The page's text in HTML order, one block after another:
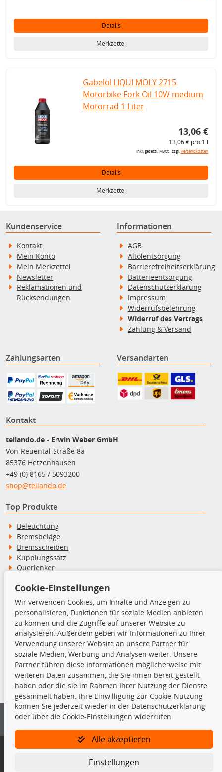
Details
Merkzettel
Gabelöl LIQUI MOLY 2715
Motorbike Fork Oil 10W medium
Motorrad 1 Liter
13,06 €
13,06 € pro 1 l
inkl. gesetzl. MwSt., zzgl.Versandkosten
Details
Merkzettel
Kundenservice
Kontakt
Mein Konto
Mein Merkzettel
Newsletter
Reklamationen und
Rücksendungen
Informationen
AGB
Altölentsorgung
Barrierefreiheitserklärung
Batterieentsorgung
Datenschutzerklärung
Impressum
Widerrufsbelehrung
Widerruf des Vertrags
Zahlung & Versand
Zahlungsarten Versandarten
Kontakt
teilando.de - Erwin Weber GmbH
Von-Reuental-Straße 8a
85376 Hetzenhausen
+49 (0) 8165 / 5093200
shop@teilando.de
Top Produkte
Beleuchtung
Bremsbeläge
Bremsscheiben
Kupplungssatz
Querlenker
Stoßdämpfer
TecDoc Inside
Die hier angezeigten Daten insbesondere die gesamte Datenbank dürfen
nicht kopiert werden.
Es ist zu unterlassen, die Daten oder die gesamte Datenbank ohne
vorherige Zustimmung von TecDoc zu vervielfältigen, zu verbreiten
und/oder diese Handlungen durch Dritte ausführen zu lassen. Ein
Bitte prüfen Sie, ob das über unseren Onlineshop identifizierte Ersatzteil
Gegebenenfalls sind ergänzende Informationen notwendig, um
Cookie-Einstellungen
Wir verwenden Cookies, um Inhalte und Anzeigen zu
personalisieren, Funktionen für soziale Medien anbieten
zu können und die Zugriffe auf unserer Website zu
analysieren. Außerdem geben wir Informationen zu Ihrer
Verwendung unserer Website an unsere Partner für
soziale Medien, Werbung und Analysen weiter. Unsere
Partner führen diese Informationen möglicherweise mit
weiteren Daten zusammen, die Sie ihnen bereit gestellt
haben oder die sie im Rahmen Ihrer Nutzung der Dienste
gesammelt haben. Ihre Einwilligung zur Cookie-Nutzung
können Sie jederzeit wieder in der Datenschutzerklärung
oder über die Cookie-Einstellungen widerrufen.
Alle akzeptieren
Einstellungen